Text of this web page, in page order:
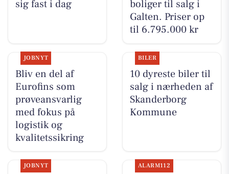
sig fast i dag
boliger til salg i
Galten. Priser op
til 6.795.000 kr
JOBNYT
Bliv en del af
Eurofins som
prøveansvarlig
med fokus på
logistik og
kvalitetssikring
BILER
10 dyreste biler til
salg i nærheden af
Skanderborg
Kommune
JOBNYT ALARM112